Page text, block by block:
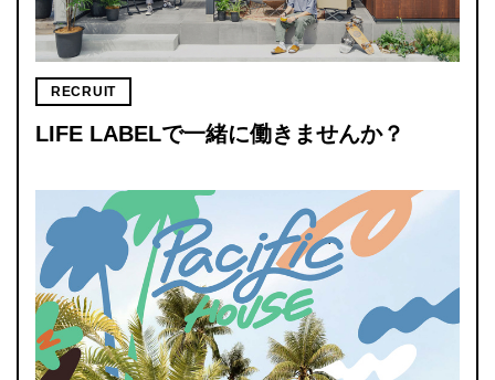
RECRUIT
LIFE LABELで一緒に働きませんか？